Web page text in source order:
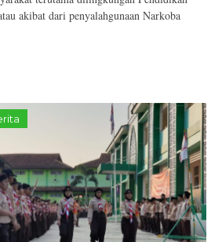
akibat dari penyalahgunaan Narkoba